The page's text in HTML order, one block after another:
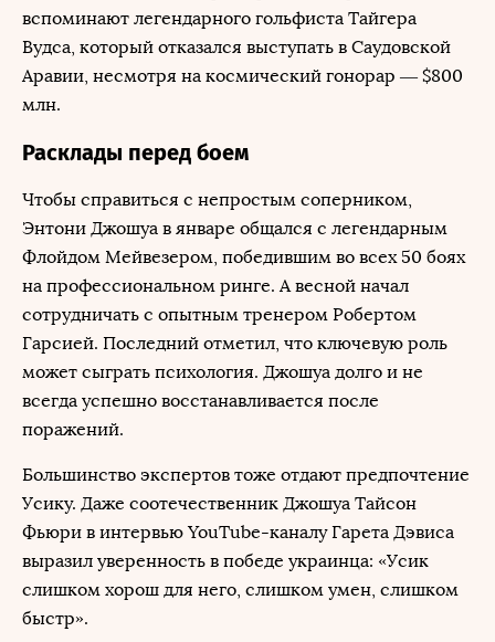
вспоминают легендарного гольфиста Тайгера
Вудса, который отказался выступать в Саудовской
Аравии, несмотря на космический гонорар — $800
млн.
Расклады перед боем
Чтобы справиться с непростым соперником,
Энтони Джошуа в январе общался с легендарным
Флойдом Мейвезером, победившим во всех 50 боях
на профессиональном ринге. А весной начал
сотрудничать с опытным тренером Робертом
Гарсией. Последний отметил, что ключевую роль
может сыграть психология. Джошуа долго и не
всегда успешно восстанавливается после
поражений.
Большинство экспертов тоже отдают предпочтение
Усику. Даже соотечественник Джошуа Тайсон
Фьюри в интервью YouTube-каналу Гарета Дэвиса
выразил уверенность в победе украинца: «Усик
слишком хорош для него, слишком умен, слишком
быстр».